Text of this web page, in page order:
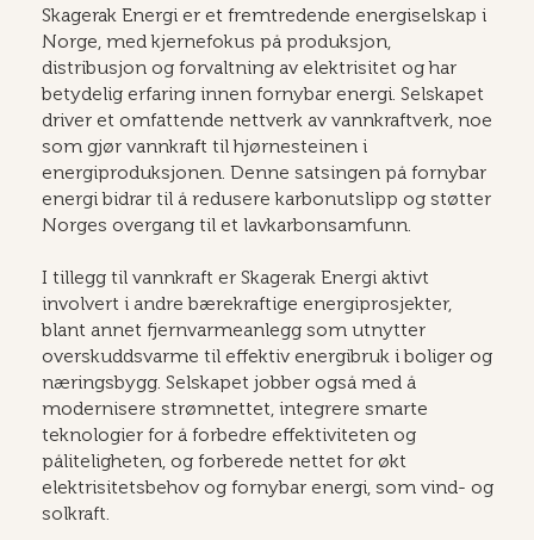
Skagerak Energi er et fremtredende energiselskap i
Norge, med kjernefokus på produksjon,
distribusjon og forvaltning av elektrisitet og har
betydelig erfaring innen fornybar energi. Selskapet
driver et omfattende nettverk av vannkraftverk, noe
som gjør vannkraft til hjørnesteinen i
energiproduksjonen. Denne satsingen på fornybar
energi bidrar til å redusere karbonutslipp og støtter
Norges overgang til et lavkarbonsamfunn.
I tillegg til vannkraft er Skagerak Energi aktivt
involvert i andre bærekraftige energiprosjekter,
blant annet fjernvarmeanlegg som utnytter
overskuddsvarme til effektiv energibruk i boliger og
næringsbygg. Selskapet jobber også med å
modernisere strømnettet, integrere smarte
teknologier for å forbedre effektiviteten og
påliteligheten, og forberede nettet for økt
elektrisitetsbehov og fornybar energi, som vind- og
solkraft.